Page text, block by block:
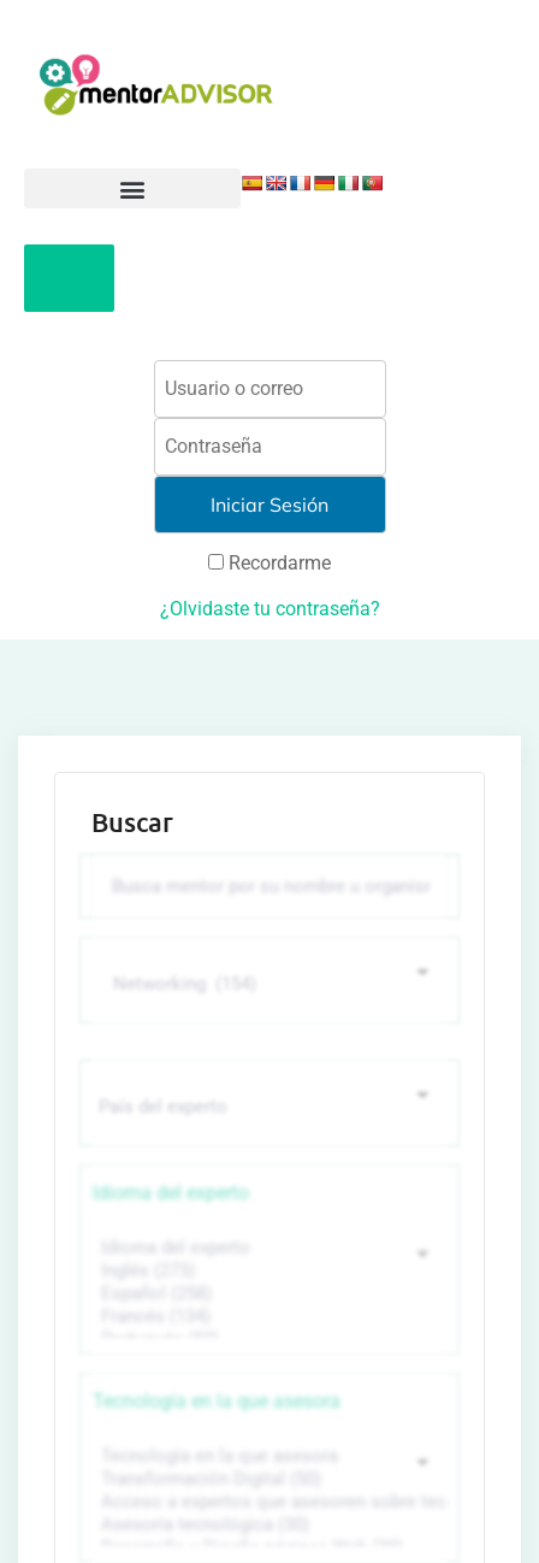
Recordarme
¿Olvidaste tu contraseña?
Buscar
Idioma del experto
Tecnología en la que asesora